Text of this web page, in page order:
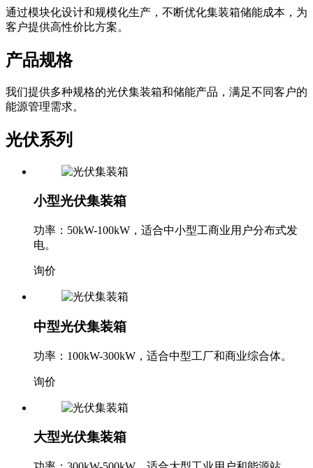
通过模块化设计和规模化生产，不断优化集装箱储能成本，为
客户提供高性价比方案。
产品规格
我们提供多种规格的光伏集装箱和储能产品，满足不同客户的
能源管理需求。
光伏系列
小型光伏集装箱
功率：50kW-100kW，适合中小型工商业用户分布式发
电。
询价
中型光伏集装箱
功率：100kW-300kW，适合中型工厂和商业综合体。
询价
大型光伏集装箱